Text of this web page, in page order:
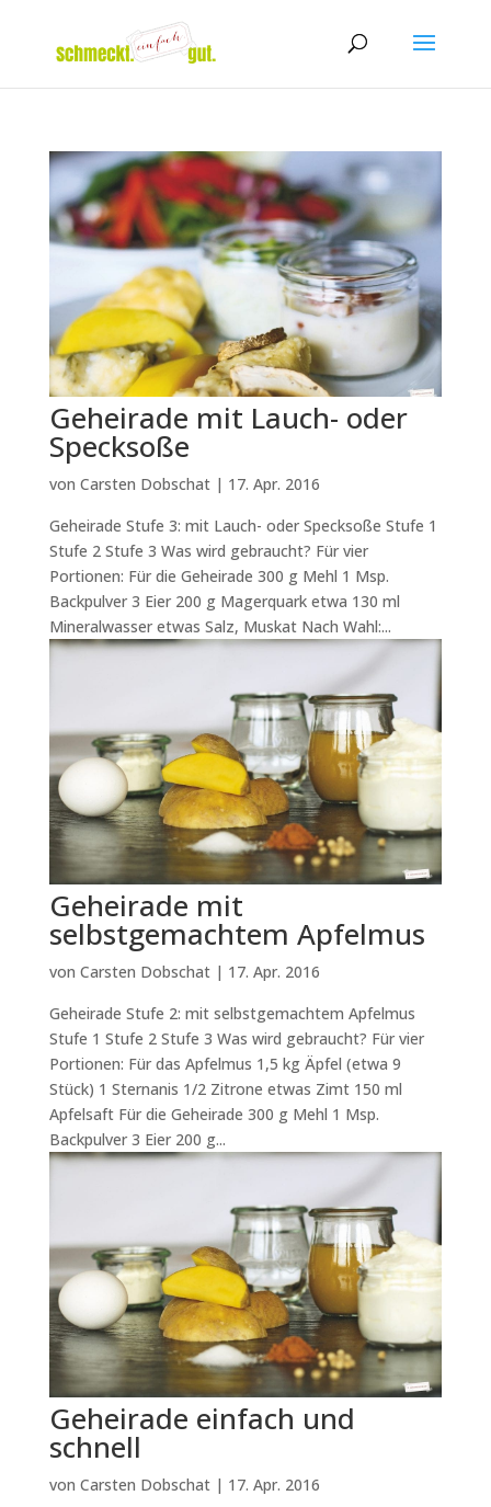
Geheirade mit Lauch- oder
Specksoße
von Carsten Dobschat| 17. Apr. 2016
Geheirade Stufe 3: mit Lauch- oder Specksoße Stufe 1
Stufe 2 Stufe 3 Was wird gebraucht? Für vier
Portionen: Für die Geheirade 300 g Mehl 1 Msp.
Backpulver 3 Eier 200 g Magerquark etwa 130 ml
Mineralwasser etwas Salz, Muskat Nach Wahl:...
Geheirade mit
selbstgemachtem Apfelmus
von Carsten Dobschat| 17. Apr. 2016
Geheirade Stufe 2: mit selbstgemachtem Apfelmus
Stufe 1 Stufe 2 Stufe 3 Was wird gebraucht? Für vier
Portionen: Für das Apfelmus 1,5 kg Äpfel (etwa 9
Stück) 1 Sternanis 1/2 Zitrone etwas Zimt 150 ml
Apfelsaft Für die Geheirade 300 g Mehl 1 Msp.
Backpulver 3 Eier 200 g...
Geheirade einfach und
schnell
von Carsten Dobschat| 17. Apr. 2016